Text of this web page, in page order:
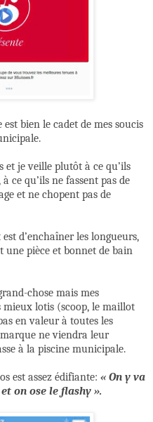
bien le cadet de mes soucis
et je veille plutôt à ce qu’ils
ce qu’ils ne fassent pas de
et ne chopent pas de
d’enchaîner les longueurs,
pièce et bonnet de bain
chose mais mes
mieux lotis (scoop, le maillot
en valeur à toutes les
ne viendra leur
à la piscine municipale.
est assez édifiante: « On y va
on ose le flashy ».